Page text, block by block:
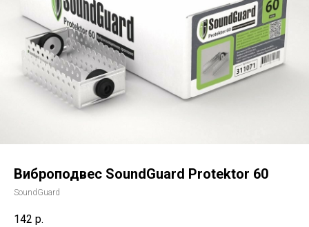
Виброподвес SoundGuard Protektor 60
SoundGuard
142 р.